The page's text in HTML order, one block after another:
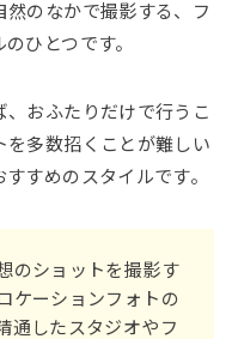
のなかで撮影する、フ
ひとつです。
おふたりだけで行うこ
を多数招くことが難しい
すめのスタイルです。
のショットを撮影す
ケーションフォトの
通したスタジオやフ